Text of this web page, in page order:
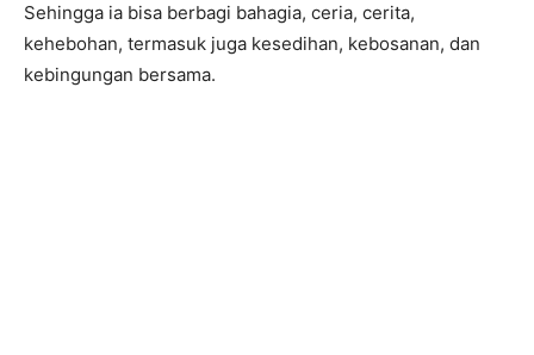
Sehingga ia bisa berbagi bahagia, ceria, cerita,
kehebohan, termasuk juga kesedihan, kebosanan, dan
kebingungan bersama.